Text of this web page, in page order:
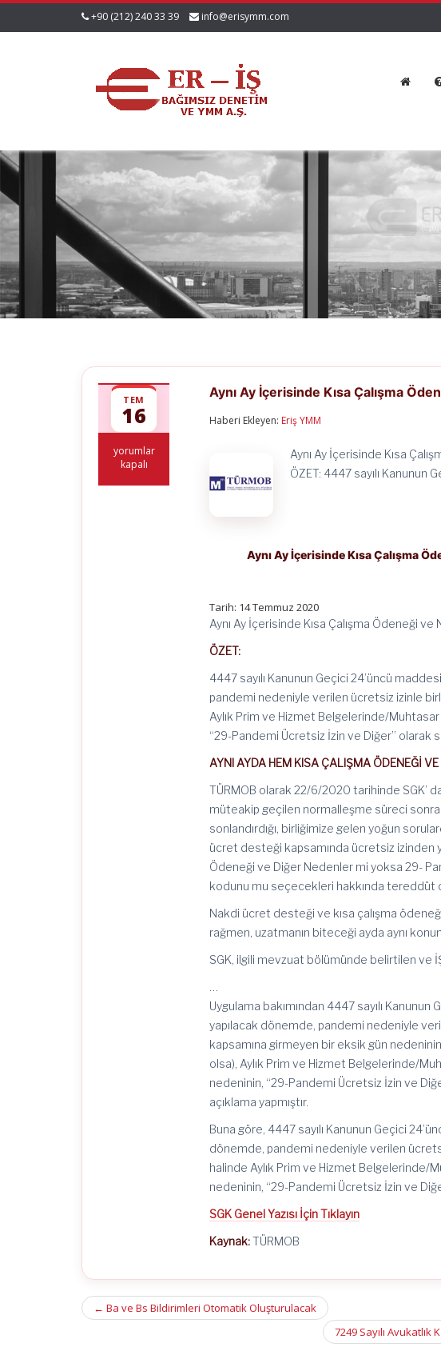
+90 (212) 240 33 39 info@erisymm.com
TEM
16
Aynı
Ay
yorumlar
kapalı
Aynı Ay İçerisinde Kısa Çalışma
Haberi Ekleyen: Eriş YMM
Aynı Ay İçerisinde Kısa
ÖZET: 4447 sayılı
Aynı Ay İçerisinde Kısa Çalışma
Tarih: 14 Temmuz 2020
Aynı Ay İçerisinde Kısa Çalışma Ödeneği
ÖZET:
4447 sayılı Kanunun Geçici 24’üncü
pandemi nedeniyle verilen ücretsiz izinle
Aylık Prim ve Hizmet Belgelerinde/
“29-Pandemi Ücretsiz İzin ve Diğer”
AYNI AYDA HEM KISA ÇALIŞMA ÖDENEĞİ
TÜRMOB olarak 22/6/2020 tarihinde SGK’
müteakip geçilen normalleşme süreci
sonlandırdığı, birliğimize gelen yoğun
ücret desteği kapsamında ücretsiz izinden
Ödeneği ve Diğer Nedenler mi yoksa 29-
kodunu mu seçecekleri hakkında tereddüt
Nakdi ücret desteği ve kısa çalışma
rağmen, uzatmanın biteceği ayda aynı
SGK, ilgili mevzuat bölümünde belirtilen ve
…
Uygulama bakımından 4447 sayılı
yapılacak dönemde, pandemi nedeniyle
kapsamına girmeyen bir eksik gün
olsa), Aylık Prim ve Hizmet Belgelerinde/
nedeninin, “29-Pandemi Ücretsiz İzin ve
açıklama yapmıştır.
Buna göre, 4447 sayılı Kanunun Geçici
dönemde, pandemi nedeniyle verilen
halinde Aylık Prim ve Hizmet Belgelerinde/
nedeninin, “29-Pandemi Ücretsiz İzin ve
SGK Genel Yazısı İçin Tıklayın
Kaynak:TÜRMOB
Post
← Ba ve Bs Bildirimleri Otomatik Oluşturulacak
7249 Sayılı